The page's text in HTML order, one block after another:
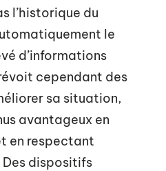
l’historique du
le
d’informations
cependant des
sa situation,
avantageux en
en respectant
dispositifs